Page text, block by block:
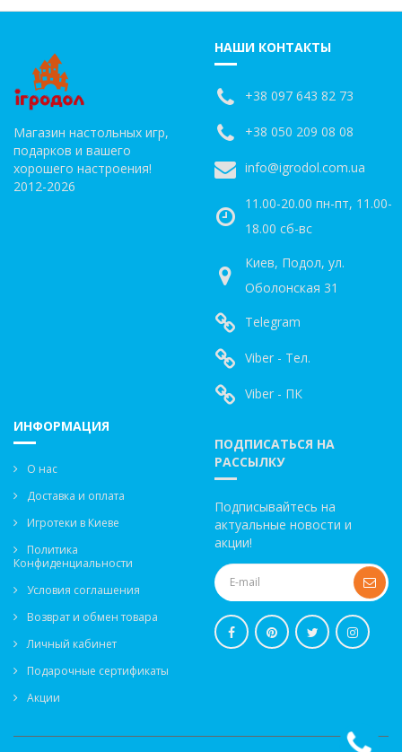
Магазин настольных игр,
подарков и вашего
хорошего настроения!
2012-2026
НАШИ КОНТАКТЫ
+38 097 643 82 73
+38 050 209 08 08
info@igrodol.com.ua
11.00-20.00 пн-пт, 11.00-
18.00 сб-вс
Киев, Подол, ул.
Оболонская 31
Telegram
Viber - Тел.
Viber - ПК
ИНФОРМАЦИЯ
О нас
Доставка и оплата
Игротеки в Киеве
Политика
Конфиденциальности
Условия соглашения
Возврат и обмен товара
Личный кабинет
Подарочные сертификаты
Акции
ПОДПИСАТЬСЯ НА
РАССЫЛКУ
Подписывайтесь на
актуальные новости и
акции!